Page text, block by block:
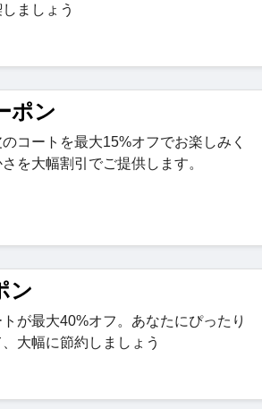
ましょう
ポン
コートを最大15%オフでお楽しみく
を大幅割引でご提供します。
ン
が最大40%オフ。あなたにぴったり
大幅に節約しましょう